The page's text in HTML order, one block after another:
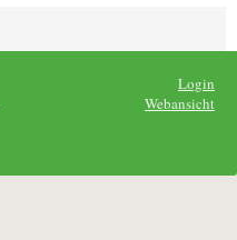
Login
Webansicht